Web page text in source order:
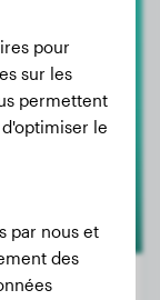
pour
sur les
permettent
le
par nous et
des